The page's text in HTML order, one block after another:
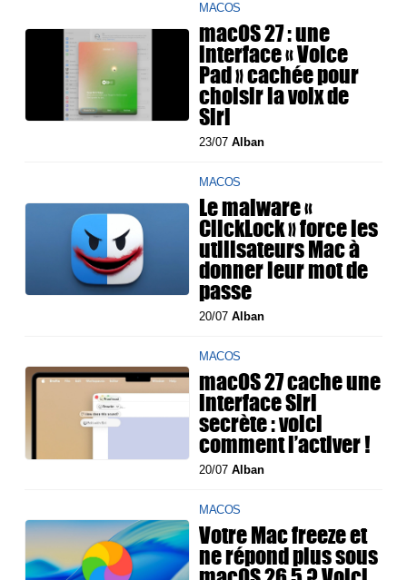
MACOS
macOS 27 : une
interface « Voice
Pad » cachée pour
choisir la voix de
Siri
23/07Alban
MACOS
Le malware «
ClickLock » force les
utilisateurs Mac à
donner leur mot de
passe
20/07Alban
MACOS
macOS 27 cache une
interface Siri
secrète : voici
comment l’activer !
20/07Alban
MACOS
Votre Mac freeze et
ne répond plus sous